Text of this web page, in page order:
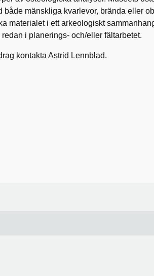
både mänskliga kvarlevor, brända eller
materialet i ett arkeologiskt
i planerings- och/eller fältarbetet.
kontakta Astrid Lennblad.